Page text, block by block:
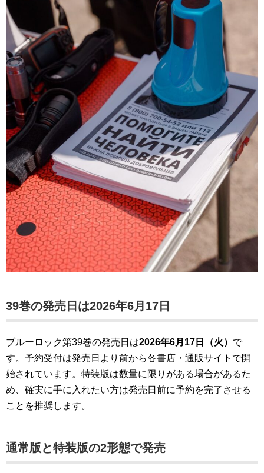
39巻の発売日は2026年6月17日
ブルーロック第39巻の発売日は2026年6月17日（火） で
す。予約受付は発売日より前から各書店・通販サイトで開
始されています。特装版は数量に限りがある場合があるた
め、確実に手に入れたい方は発売日前に予約を完了させる
ことを推奨します。
通常版と特装版の2形態で発売